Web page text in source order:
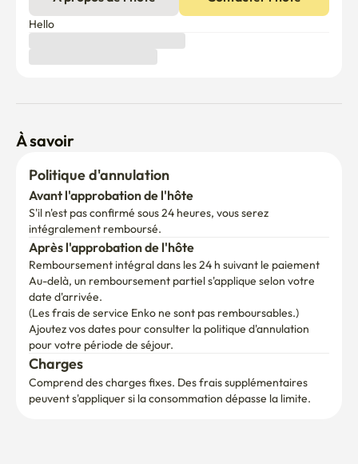
Hello
À savoir
Politique d'annulation
Avant l'approbation de l'hôte
S'il n'est pas confirmé sous 24 heures, vous serez
intégralement remboursé.
Après l'approbation de l'hôte
Remboursement intégral dans les 24 h suivant le paiement
Au-delà, un remboursement partiel s'applique selon votre
date d'arrivée.
(Les frais de service Enko ne sont pas remboursables.)
Ajoutez vos dates pour consulter la politique d'annulation
pour votre période de séjour.
Charges
Comprend des charges fixes. Des frais supplémentaires
peuvent s'appliquer si la consommation dépasse la limite.